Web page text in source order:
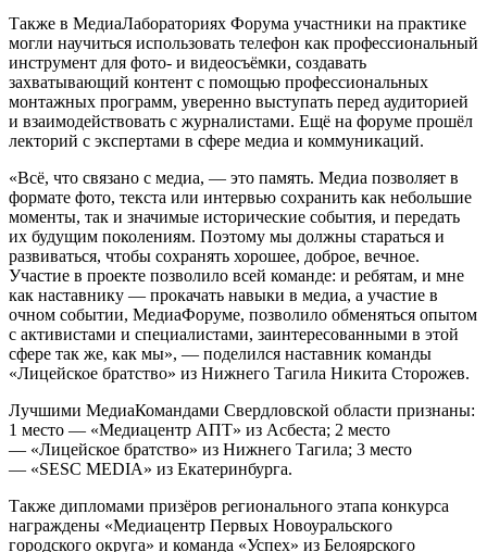
Также в МедиаЛабораториях Форума участники на практике
могли научиться использовать телефон как профессиональный
инструмент для фото- и видеосъёмки, создавать
захватывающий контент с помощью профессиональных
монтажных программ, уверенно выступать перед аудиторией
и взаимодействовать с журналистами. Ещё на форуме прошёл
лекторий с экспертами в сфере медиа и коммуникаций.
«Всё, что связано с медиа, — это память. Медиа позволяет в
формате фото, текста или интервью сохранить как небольшие
моменты, так и значимые исторические события, и передать
их будущим поколениям. Поэтому мы должны стараться и
развиваться, чтобы сохранять хорошее, доброе, вечное.
Участие в проекте позволило всей команде: и ребятам, и мне
как наставнику — прокачать навыки в медиа, а участие в
очном событии, МедиаФоруме, позволило обменяться опытом
с активистами и специалистами, заинтересованными в этой
сфере так же, как мы», — поделился наставник команды
«Лицейское братство» из Нижнего Тагила Никита Сторожев.
Лучшими МедиаКомандами Свердловской области признаны:
1 место — «Медиацентр АПТ» из Асбеста; 2 место
— «Лицейское братство» из Нижнего Тагила; 3 место
— «SESC MEDIA» из Екатеринбурга.
Также дипломами призёров регионального этапа конкурса
награждены «Медиацентр Первых Новоуральского
городского округа» и команда «Успех» из Белоярского